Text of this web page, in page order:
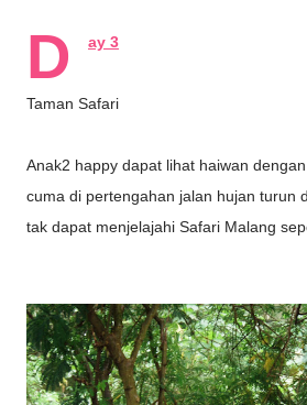
D ay 3
Taman Safari
Anak2 happy dapat lihat haiwan
cuma di pertengahan jalan hujan turun
tak dapat menjelajahi Safari Malang